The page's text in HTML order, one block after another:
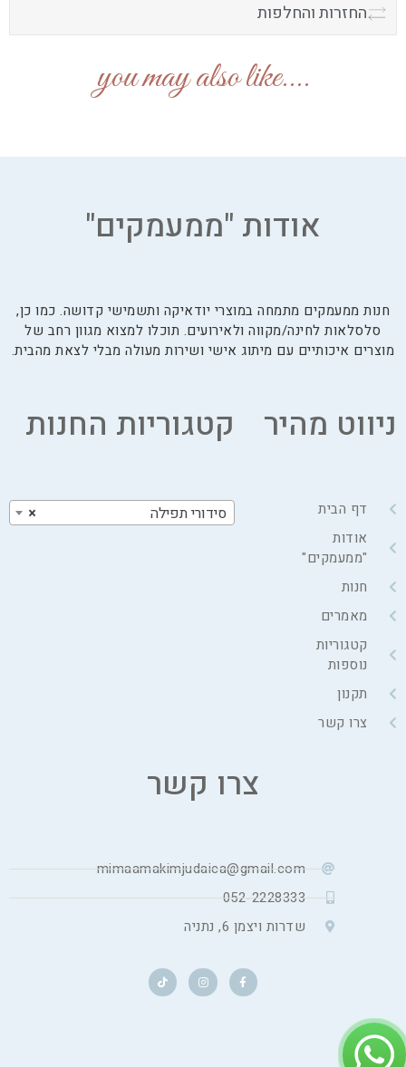
החזרות והחלפות
....you may also like
אודות "ממעמקים"
חנות ממעמקים מתמחה במוצרי יודאיקה ותשמישי קדושה. כמו כן,
סלסלאות לחינה/מקווה ולאירועים. תוכלו למצוא מגוון רחב של
מוצרים איכותיים עם מיתוג אישי ושירות מעולה מבלי לצאת מהבית.
ניווט מהיר
דף הבית
אודות
"ממעמקים"
חנות
מאמרים
קטגוריות
נוספות
תקנון
צרו קשר
קטגוריות החנות
× סידורי תפילה
צרו קשר
mimaamakimjudaica@gmail.com
052-2228333
שדרות ויצמן 6, נתניה